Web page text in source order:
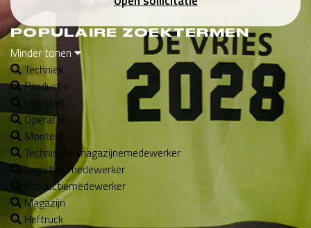
POPULAIRE ZOEKTERMEN
Minder tonen
Techniek
Productie
Logistiek
Operator
Monteur
Technische magazijnemedewerker
Logistiek medewerker
Productiemedewerker
Magazijn
Heftruck